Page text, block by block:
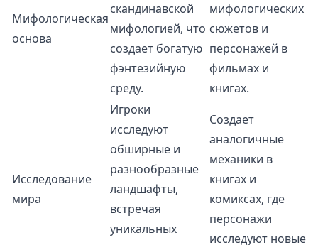
Мифологическая
основа
скандинавской
мифологией, что
создает богатую
фэнтезийную
среду.
мифологических
сюжетов и
персонажей в
фильмах и
книгах.
Исследование
мира
Игроки
исследуют
обширные и
разнообразные
ландшафты,
встречая
уникальных
Создает
аналогичные
механики в
книгах и
комиксах, где
персонажи
исследуют новые